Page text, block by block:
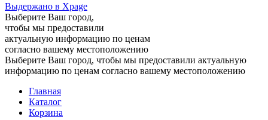
Выдержано в Xpage
Выберите Ваш город,
чтобы мы предоставили
актуальную информацию по ценам
согласно вашему местоположению
Выберите Ваш город, чтобы мы предоставили актуальную
информацию по ценам согласно вашему местоположению
Главная
Каталог
Корзина